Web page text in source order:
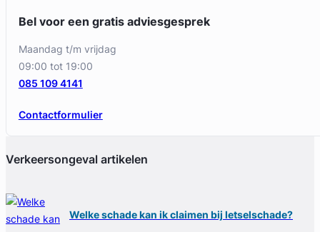
Bel voor een gratis adviesgesprek
maandag t/m vrijdag
09:00 tot 19:00
Contactformulier
085 109 4141
Verkeersongeval artikelen
Welke schade kan ik claimen bij letselschade?